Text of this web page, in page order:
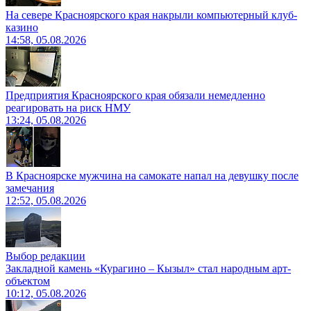
На севере Красноярского края накрыли компьютерный клуб-
казино
14:58, 05.08.2026
Предприятия Красноярского края обязали немедленно
реагировать на риск НМУ
13:24, 05.08.2026
В Красноярске мужчина на самокате напал на девушку после
замечания
12:52, 05.08.2026
Выбор редакции
Закладной камень «Курагино – Кызыл» стал народным арт-
объектом
10:12, 05.08.2026